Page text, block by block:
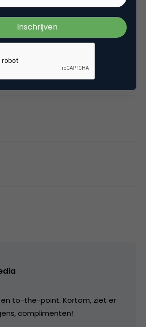
als interim community
voor nieuwe corporate
adviseur bij verschillende start
m.b.t. de toekomst van werk
van de 21e eeuw).
en to-the-point. Kortom, ziet er
complimenten!